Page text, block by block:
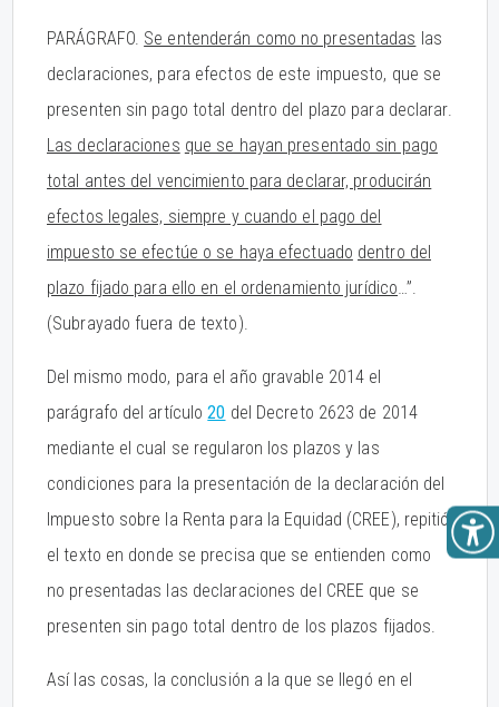
PARÁGRAFO. Se entenderán como no presentadas las
declaraciones, para efectos de este impuesto, que se
presenten sin pago total dentro del plazo para declarar.
Las declaraciones que se hayan presentado sin pago
total antes del vencimiento para declarar, producirán
efectos legales, siempre y cuando el pago del
impuesto se efectúe o se haya efectuado dentro del
plazo fijado para ello en el ordenamiento jurídico…”.
(Subrayado fuera de texto).
Del mismo modo, para el año gravable 2014 el
parágrafo del artículo20 del Decreto 2623 de 2014
mediante el cual se regularon los plazos y las
condiciones para la presentación de la declaración del
Impuesto sobre la Renta para la Equidad (CREE), repitió
el texto en donde se precisa que se entienden como
no presentadas las declaraciones del CREE que se
presenten sin pago total dentro de los plazos fijados.
Así las cosas, la conclusión a la que se llegó en el